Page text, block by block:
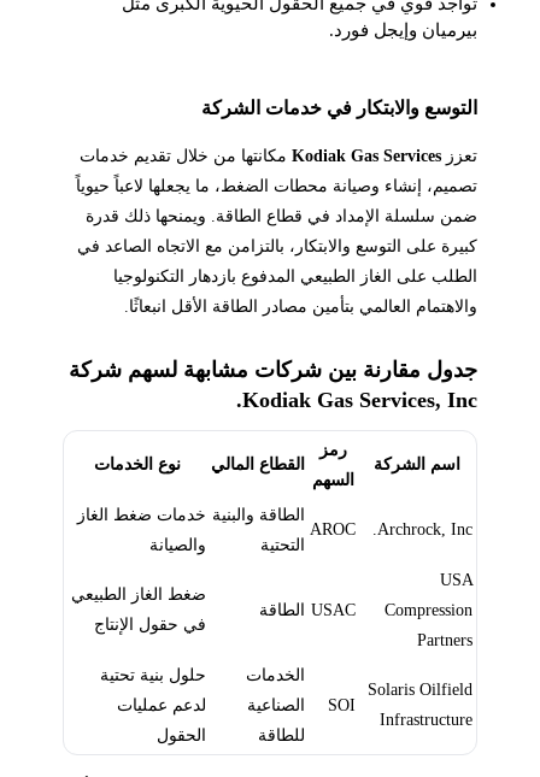
تواجد قوي في جميع الحقول الحيوية الكبرى مثل
بيرميان وإيجل فورد.
التوسع والابتكار في خدمات الشركة
تعزز Kodiak Gas Servicesمكانتها من خلال تقديم خدمات
تصميم، إنشاء وصيانة محطات الضغط، ما يجعلها لاعباً حيوياً
ضمن سلسلة الإمداد في قطاع الطاقة. ويمنحها ذلك قدرة
كبيرة على التوسع والابتكار، بالتزامن مع الاتجاه الصاعد في
الطلب على الغاز الطبيعي المدفوع بازدهار التكنولوجيا
والاهتمام العالمي بتأمين مصادر الطاقة الأقل انبعاثًا.
جدول مقارنة بين شركات مشابهة لسهم شركة
Kodiak Gas Services, Inc.
اسم الشركة
رمز
السهم
القطاع المالي نوع الخدمات
Archrock, Inc.
AROC
الطاقة والبنية
التحتية
خدمات ضغط الغاز
والصيانة
USA
Compression
Partners
USAC الطاقة
ضغط الغاز الطبيعي
في حقول الإنتاج
Solaris Oilfield
Infrastructure
SOI
الخدمات
الصناعية
للطاقة
حلول بنية تحتية
لدعم عمليات
الحقول